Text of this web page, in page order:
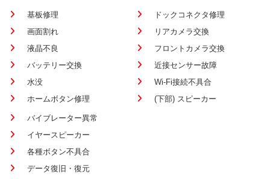
基板修理
画面割れ
液晶不良
バッテリー交換
水没
ホームボタン修理
ドックコネクタ修理
リアカメラ交換
フロントカメラ交換
近接センサー故障
Wi-Fi接続不具合
(下部) スピーカー
バイブレーター異常
イヤースピーカー
各種ボタン不具合
データ復旧・復元